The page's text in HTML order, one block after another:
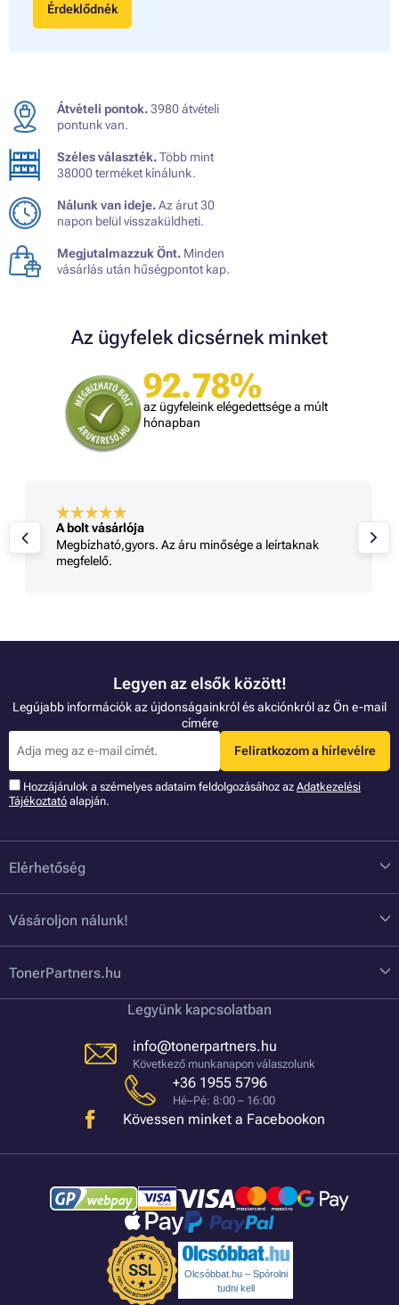
Érdeklődnék
Átvételi pontok.3980 átvételi
pontunk van.
Széles választék.Több mint
38000 terméket kínálunk.
Nálunk van ideje.Az árut 30
napon belül visszaküldheti.
Megjutalmazzuk Önt. Minden
vásárlás után hűségpontot kap.
Az ügyfelek dicsérnek minket
92.78%
az ügyfeleink elégedettsége a múlt
hónapban
A bolt vásárlója
Megbízható,gyors. Az áru minősége a leírtaknak
megfelelő.
Legyen az elsők között!
Legújabb információk az újdonságainkról és akciónkról az Ön e-mail
címére
Feliratkozom a hírlevélre
Hozzájárulok a szémelyes adataim feldolgozásához az Adatkezelési
Tájékoztató alapján.
Elérhetőség
Vásároljon nálunk!
TonerPartners.hu
Legyünk kapcsolatban
info@tonerpartners.hu
Következő munkanapon válaszolunk
+36 1955 5796
Hé–Pé: 8:00 – 16:00
Kövessen minket a Facebookon
Olcsóbbat.hu – Spórolni
tudni kell